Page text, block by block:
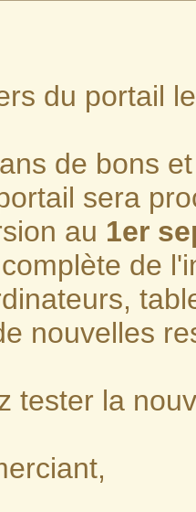
du portail
de bons
sera
au 1er
de
nouvelles
tester la